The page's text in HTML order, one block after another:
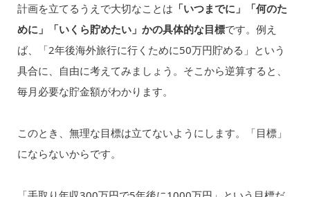
計画を立てるうえで大切なことは 「いつまでに」「何のた
めに」「いくら貯めたい」かの具体的な目標です。例え
ば、「2年後海外旅行に行くために50万円貯める」という
具合に、自由に考えてみましょう。そこから逆算すると、
毎月必要な貯金額がわかります。
このとき、無理な目標は立てないようにします。「目標」
にならないからです。